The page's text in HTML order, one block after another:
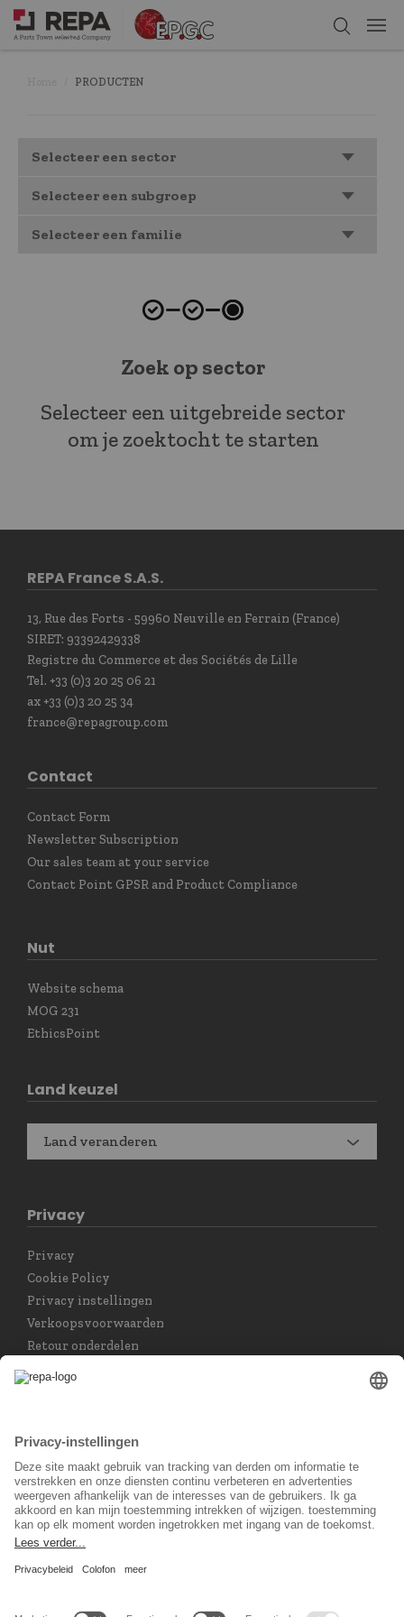
PRODUCTEN
Selecteer een sector
Selecteer een subgroep
Selecteer een familie
Zoek op sector
Selecteer een uitgebreide sector
om je zoektocht te starten
REPA France S.A.S.
13, Rue des Forts - 59960 Neuville en Ferrain (France)
SIRET: 93392429338
Registre du Commerce et des Sociétés de Lille
Tel. +33 (0)3 20 25 06 21
ax +33 (0)3 20 25 34
france@repagroup.com
Contact
Contact Form
Newsletter Subscription
Our sales team at your service
Contact Point GPSR and Product Compliance
Nut
Website schema
MOG 231
EthicsPoint
Land keuzel
Land veranderen
Privacy
Privacy
Cookie Policy
Privacy instellingen
Verkoopsvoorwaarden
Retour onderdelen
Nederlands
Sociaal Netwerk